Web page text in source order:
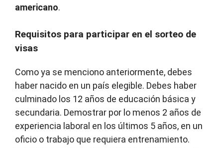
americano.
Requisitos para participar en el sorteo de
visas
Como ya se menciono anteriormente, debes
haber nacido en un país elegible. Debes haber
culminado los 12 años de educación básica y
secundaria. Demostrar por lo menos 2 años de
experiencia laboral en los últimos 5 años, en un
oficio o trabajo que requiera entrenamiento.